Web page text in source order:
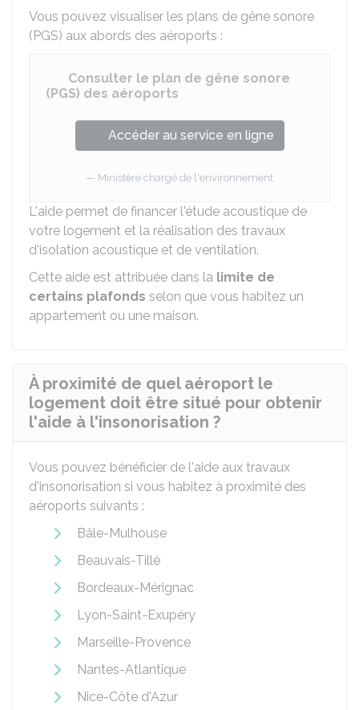
Vous pouvez visualiser les plans de gêne sonore
(PGS) aux abords des aéroports :
Consulter le plan de gêne sonore
(PGS) des aéroports
Accéder au service en ligne
Ministère chargé de l'environnement
L'aide permet de financer l'étude acoustique de
votre logement et la réalisation des travaux
d'isolation acoustique et de ventilation.
Cette aide est attribuée dans la limite de
certains plafonds selon que vous habitez un
appartement ou une maison.
À proximité de quel aéroport le
logement doit être situé pour obtenir
l'aide à l'insonorisation ?
Vous pouvez bénéficier de l'aide aux travaux
d'insonorisation si vous habitez à proximité des
aéroports suivants :
Bâle-Mulhouse
Beauvais-Tillé
Bordeaux-Mérignac
Lyon-Saint-Exupéry
Marseille-Provence
Nantes-Atlantique
Nice-Côte d'Azur